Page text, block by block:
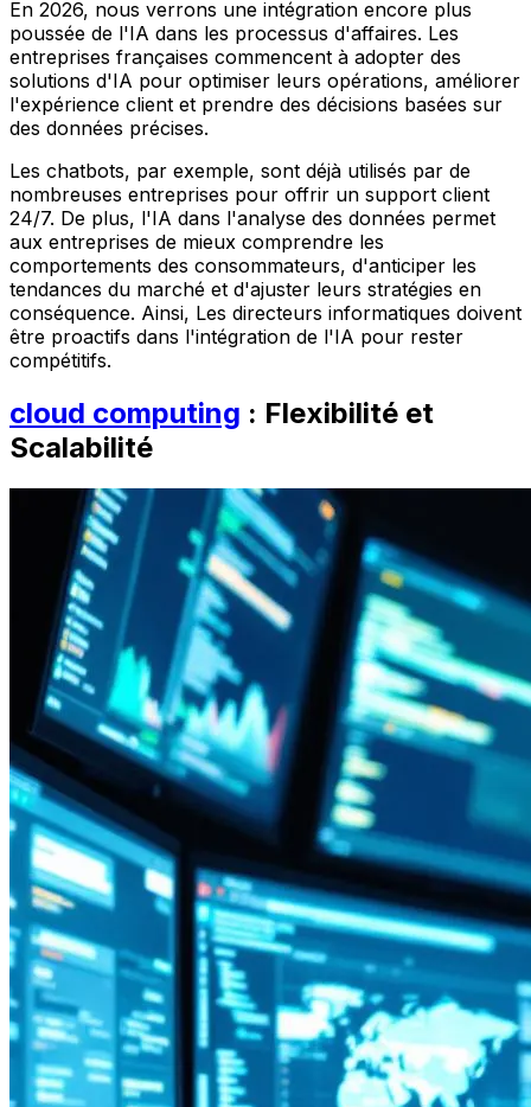
En 2026, nous verrons une intégration encore plus
poussée de l'IA dans les processus d'affaires. Les
entreprises françaises commencent à adopter des
solutions d'IA pour optimiser leurs opérations, améliorer
l'expérience client et prendre des décisions basées sur
des données précises.
Les chatbots, par exemple, sont déjà utilisés par de
nombreuses entreprises pour offrir un support client
24/7. De plus, l'IA dans l'analyse des données permet
aux entreprises de mieux comprendre les
comportements des consommateurs, d'anticiper les
tendances du marché et d'ajuster leurs stratégies en
conséquence. Ainsi, Les directeurs informatiques doivent
être proactifs dans l'intégration de l'IA pour rester
compétitifs.
cloud computing : Flexibilité et
Scalabilité